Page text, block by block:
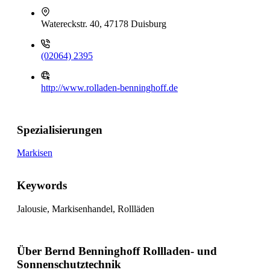
Watereckstr. 40, 47178 Duisburg
(02064) 2395
http://www.rolladen-benninghoff.de
Spezialisierungen
Markisen
Keywords
Jalousie, Markisenhandel, Rollläden
Über Bernd Benninghoff Rollladen- und
Sonnenschutztechnik